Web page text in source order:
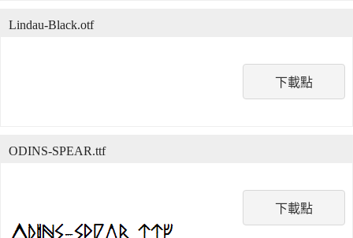
下載點
Lindau-Black.otf
下載點
ODINS-SPEAR.ttf